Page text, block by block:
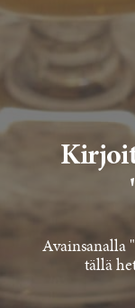
Avainsanalla
tällä